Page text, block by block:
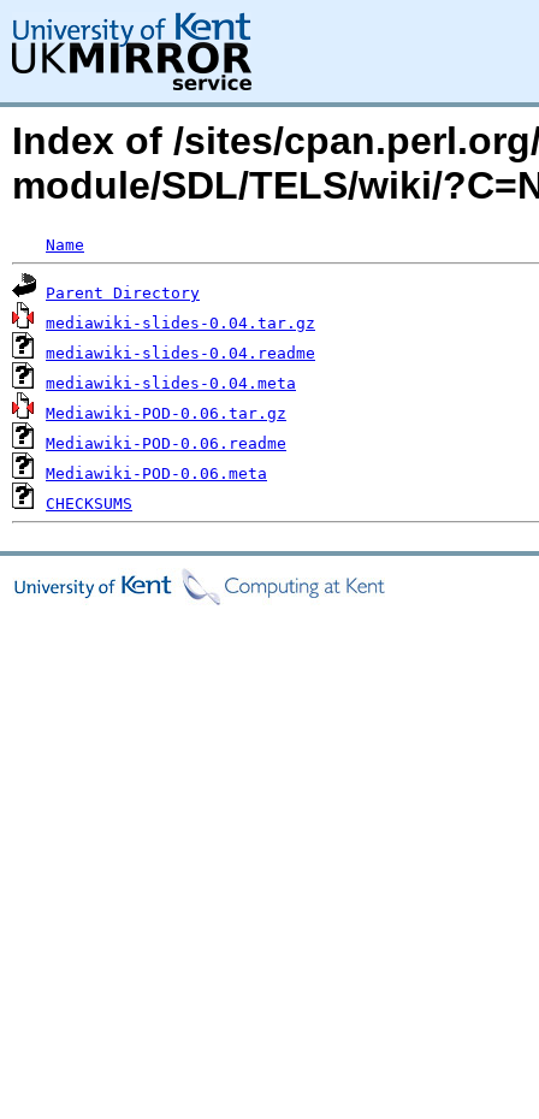
Index of /sites/
module/SDL/TELS/wiki/
Name
Parent Directory
mediawiki-slides-0.04.tar.gz
mediawiki-slides-0.04.readme
mediawiki-slides-0.04.meta
Mediawiki-POD-0.06.tar.gz
Mediawiki-POD-0.06.readme
Mediawiki-POD-0.06.meta
CHECKSUMS